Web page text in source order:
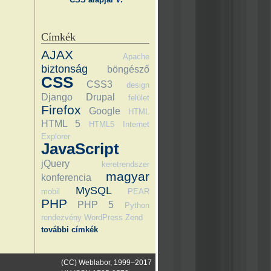
Címkék
AJAX Apache
biztonság böngésző
CSS CSS3 design
Django Drupal felület
Firefox Google HTML
HTML 5 HTML5
Internet
Explorer
JavaScript
jQuery keretrendszer
konferencia magyar
mobil MySQL PEAR
PHP PHP 5
Python
rendezvény WordPress Zend
további címkék
(CC) Weblabor, 1999–2017